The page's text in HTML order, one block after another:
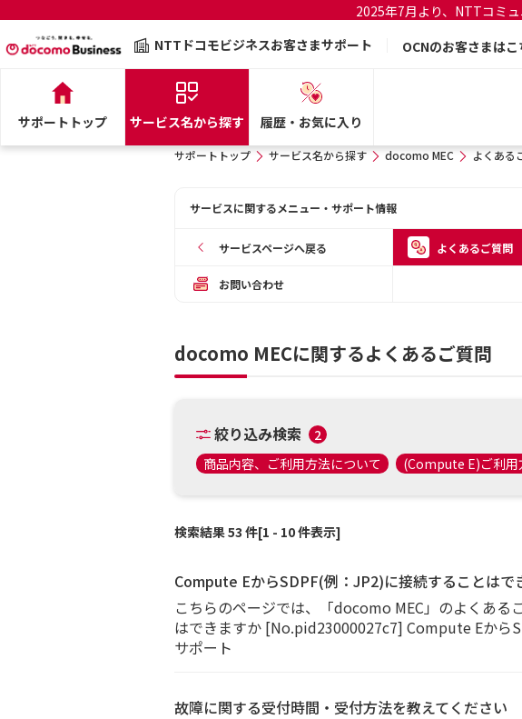
2025年7月より、NTTコミ
NTTドコモビジネスお客さまサポート
OCNのお客さまはこ
サポートトップ サービス名から探す 履歴・お気に入り
サポートトップ サービス名から探す docomo MEC よくある
サービスに関するメニュー・サポート情報
サービスページへ戻る よくあるご質問
お問い合わせ
docomo MECに関するよくあるご質問
絞り込み検索
2
商品内容、ご利用方法について
(Compute E)ご利用
検索結果 53 件[1 - 10 件表示]
Compute EからSDPF(例：JP2)に接続することはで
こちらのページでは、「docomo MEC」のよくあ
はできますか [No.pid23000027c7] Compute Eから
サポート
故障に関する受付時間・受付方法を教えてください